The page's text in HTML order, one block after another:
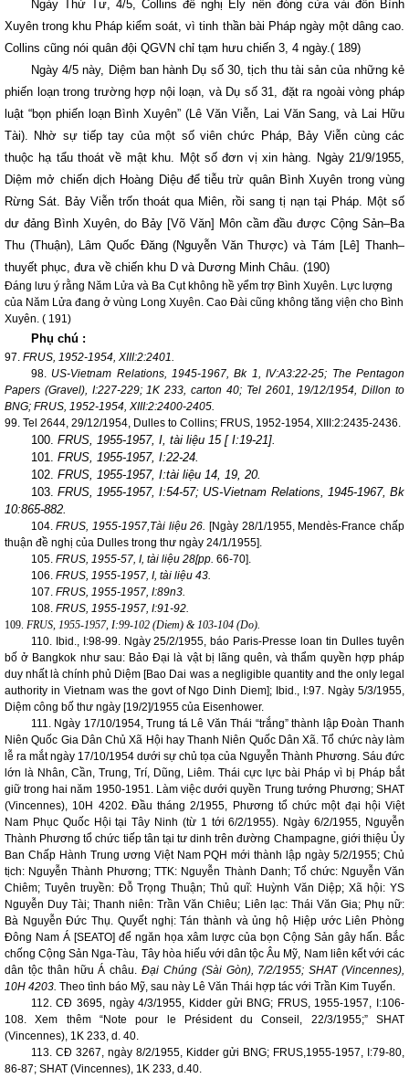
Ngày Thứ Tư, 4/5, Collins đề nghị Ely nên đóng cửa vài đồn Bình
Xuyên trong khu Pháp kiểm soát, vì tinh thần bài Pháp ngày một dâng cao.
Collins cũng nói quân đội QGVN chỉ tạm hưu chiến 3, 4 ngày.( 189)
Ngày 4/5 này, Diệm ban hành Dụ số 30, tịch thu tài sản của những kẻ
phiến loạn trong trường hợp nội loạn, và Dụ số 31, đặt ra ngoài vòng pháp
luật “bọn phiến loạn Bình Xuyên” (Lê Văn Viễn, Lai Văn Sang, và Lai Hữu
Tài). Nhờ sự tiếp tay của một số viên chức Pháp, Bảy Viễn cùng các
thuộc hạ tẩu thoát về mật khu. Một số đơn vị xin hàng. Ngày 21/9/1955,
Diệm mở chiến dịch Hoàng Diệu để tiễu trừ quân Bình Xuyên trong vùng
Rừng Sát. Bảy Viễn trốn thoát qua Miên, rồi sang tị nạn tại Pháp. Một số
dư đảng Bình Xuyên, do Bảy [Võ Văn] Môn cầm đầu được Cộng Sản–Ba
Thu (Thuận), Lâm Quốc Đăng (Nguyễn Văn Thược) và Tám [Lê] Thanh–
thuyết phục, đưa về chiến khu D và Dương Minh Châu. (190)
Đáng lưu ý rằng Năm Lửa và Ba Cụt không hề yểm trợ Bình Xuyên. Lực lượng
của Năm Lửa đang ở vùng Long Xuyên. Cao Đài cũng không tăng viện cho Bình
Xuyên. ( 191)
Phụ chú :
97. FRUS, 1952-1954, XIII:2:2401.
98. US-Vietnam Relations, 1945-1967, Bk 1, IV:A3:22-25; The Pentagon
Papers (Gravel), I:227-229; 1K 233, carton 40; Tel 2601, 19/12/1954, Dillon to
BNG; FRUS, 1952-1954, XIII:2:2400-2405.
99. Tel 2644, 29/12/1954, Dulles to Collins; FRUS, 1952-1954, XIII:2:2435-2436.
100. FRUS, 1955-1957, I, tài liệu 15 [ I:19-21].
101. FRUS, 1955-1957, I:22-24.
102. FRUS, 1955-1957, I:tài liệu 14, 19, 20.
103. FRUS, 1955-1957, I:54-57; US-Vietnam Relations, 1945-1967, Bk
10:865-882.
104.FRUS, 1955-1957,Tài liệu 26. [Ngày 28/1/1955, Mendès-France chấp
thuận đề nghị của Dulles trong thư ngày 24/1/1955].
105. FRUS, 1955-57, I, tài liệu 28[pp. 66-70].
106. FRUS, 1955-1957, I, tài liệu 43.
107. FRUS, 1955-1957, I:89n3.
108. FRUS, 1955-1957, I:91-92.
109. FRUS, 1955-1957, I:99-102 (Diem) & 103-104 (Do).
110. Ibid., I:98-99. Ngày 25/2/1955, báo Paris-Presse loan tin Dulles tuyên
bố ở Bangkok như sau: Bảo Đại là vật bị lãng quên, và thẩm quyền hợp pháp
duy nhất là chính phủ Diệm [Bao Dai was a negligible quantity and the only legal
authority in Vietnamwas the govt of Ngo Dinh Diem]; Ibid., I:97. Ngày 5/3/1955,
Diệm công bố thư ngày [19/2]/1955 của Eisenhower.
111. Ngày 17/10/1954, Trung tá Lê Văn Thái “trắng” thành lập Đoàn Thanh
Niên Quốc Gia Dân Chủ Xã Hội hay Thanh Niên Quốc Dân Xã. Tổ chức này làm
lễ ra mắt ngày 17/10/1954 dưới sự chủ tọa của Nguyễn Thành Phương. Sáu đức
lớn là Nhân, Cần, Trung, Trí, Dũng, Liêm. Thái cực lực bài Pháp vì bị Pháp bắt
giữ trong hai năm 1950-1951. Làm việc dưới quyền Trung tướng Phương; SHAT
(Vincennes), 10H 4202. Đầu tháng 2/1955, Phương tổ chức một đại hội Việt
Nam Phục Quốc Hội tại Tây Ninh (từ 1 tới 6/2/1955). Ngày 6/2/1955, Nguyễn
Thành Phương tổ chức tiếp tân tại tư dinh trên đường Champagne, giới thiệu Ủy
Ban Chấp Hành Trung ương Việt Nam PQH mới thành lập ngày 5/2/1955; Chủ
tịch: Nguyễn Thành Phương; TTK: Nguyễn Thành Danh; Tổ chức: Nguyễn Văn
Chiêm; Tuyên truyền: Đỗ Trọng Thuận; Thủ quĩ: Huỳnh Văn Diệp; Xã hội: YS
Nguyễn Duy Tài; Thanh niên: Trần Văn Chiêu; Liên lạc: Thái Văn Gia; Phụ nữ:
Bà Nguyễn Đức Thụ. Quyết nghị: Tán thành và ủng hộ Hiệp ước Liên Phòng
Đông Nam Á [SEATO] để ngăn họa xâm lược của bọn Cộng Sản gây hấn. Bắc
chống Cộng Sản Nga-Tàu, Tây hòa hiếu với dân tộcÂu Mỹ, Namliên kết với các
dân tộc thân hữu Á châu. Đại Chúng (Sài Gòn), 7/2/1955; SHAT (Vincennes),
10H 4203. Theo tình báo Mỹ, sau này Lê Văn Thái hợp tác với Trần Kim Tuyến.
112. CĐ 3695, ngày 4/3/1955, Kidder gửi BNG; FRUS, 1955-1957, I:106-
108. Xem thêm “Note pour le Président du Conseil, 22/3/1955;” SHAT
(Vincennes), 1K 233, d. 40.
113. CĐ 3267, ngày 8/2/1955, Kidder gửi BNG; FRUS,1955-1957, I:79-80,
86-87; SHAT (Vincennes), 1K 233, d.40.